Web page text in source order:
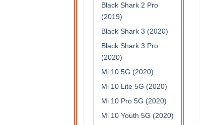
Black Shark 2 Pro
(2019)
Black Shark 3 (2020)
Black Shark 3 Pro
(2020)
Mi 10 5G (2020)
Mi 10 Lite 5G (2020)
Mi 10 Pro 5G (2020)
Mi 10 Youth 5G (2020)